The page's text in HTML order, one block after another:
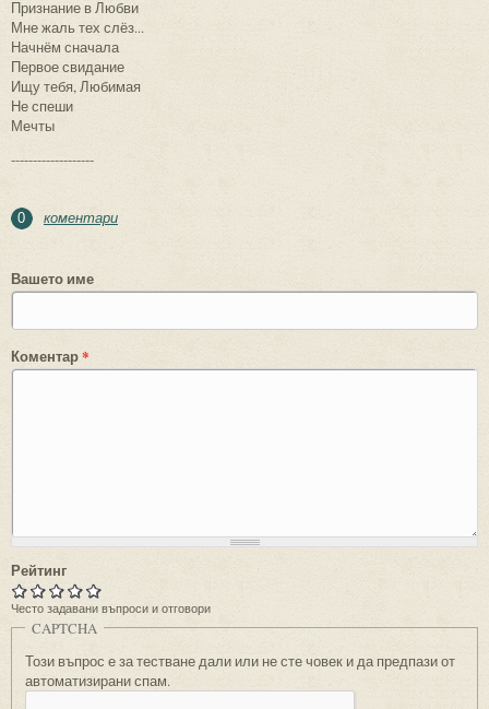
Признание в Любви
Мне жаль тех слёз...
Начнём сначала
Первое свидание
Ищу тебя, Любимая
Не спеши
Мечты
-------------------
0 коментари
Вашето име
Коментар*
Рейтинг
Често задавани въпроси и отговори
CAPTCHA
Този въпрос е за тестване дали или не сте човек и да предпази от
автоматизирани спам.